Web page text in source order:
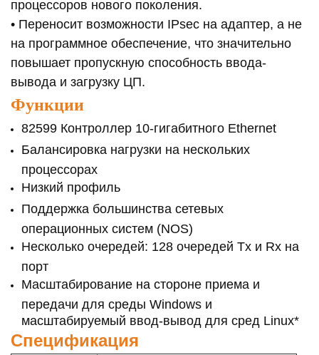
процессоров нового поколения.
• Переносит возможности IPsec на адаптер, а не
на программное обеспечение, что значительно
повышает пропускную способность ввода-
вывода и загрузку ЦП.
Функции
82599 Контроллер 10-гигабитного Ethernet
Балансировка нагрузки на нескольких
процессорах
Низкий профиль
Поддержка большинства сетевых
операционных систем (NOS)
Несколько очередей: 128 очередей Tx и Rx на
порт
Масштабирование на стороне приема и
передачи для среды Windows и
масштабируемый ввод-вывод для сред Linux*
Спецификация